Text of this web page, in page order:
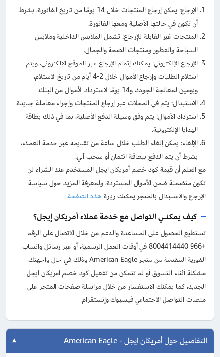
الإرجاع: يمكن إرجاع المنتجات خلال 14 يومًا من تاريخ الفاتورة، بشرط
أن تكون في حالتها الأصلية ومعها الفاتورة.
المنتجات غير القابلة للإرجاع: تشمل الملابس الداخلية وملابس
السباحة والعطور ومنتجات الصحة والجمال.
الإرجاع الإلكتروني: يمكنك إتمام الإرجاع عبر الموقع الإلكتروني، ويتم
استلام الطلبات وإرجاع الأموال خلال 2-4 أيام من تاريخ الاستلام،
ويومين لمعالجة الجودة، و14 يومًا لاسترداد الأموال من البنك.
الاستبدال: يتم في المحلات عبر إرجاع المنتجات وإجراء معاملة جديدة.
استرداد الأموال: يتم وفق وسيلة الدفع الأصلية، بما في ذلك بطاقة
الهدايا الإلكترونية.
الإلغاء: يمكن إلغاء الطلب خلال ساعة من تقديمه عبر خدمة العملاء،
بشرط أن يتم الدفع ببطاقة ائتمان أو سحب آلي.
مع العلم أن قيمة كود خصم أمريكان ايجل المستخدم عند الشراء لن
تكون متضمنة ضمن الأموال المستردة، ولمعرفة المزيد حول سياسة
الإرجاع والاستبدال بالمتجر يمكنك زيارة هذه الصفحة.
كيف يمكنني التواصل مع خدمة عملاء أمريكان إيجل؟
تستطيع الحصول على المساعدة والدعم من خلال الاتصال على الرقم
+966 8004414440 في أوقات العمل الرسمية، أو عبر رسائل واتساب
الفورية المقدمة من متجر American Eagle وذلك في حال واجهتك
مشكلة أثناء التسوق أو لم تتمكن من تفعيل كود خصم امريكان ايجل
الجديد، كما يمكنك الاستفسار من خلال مراسلة صفحات المتجر على
منصات التواصل الاجتماعي فيسبوك وإنستقرام.
التفاصيل حول أمريكان ايجل - American Eagle